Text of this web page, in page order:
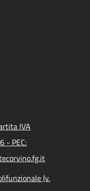
IVA
- PEC:
(v.